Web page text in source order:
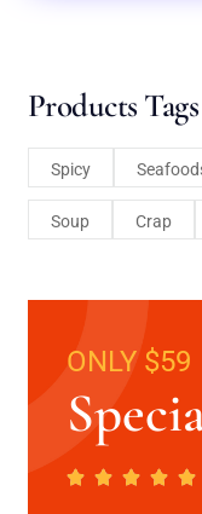
Products Tags
Spicy
Soup Crap
ONLY $59